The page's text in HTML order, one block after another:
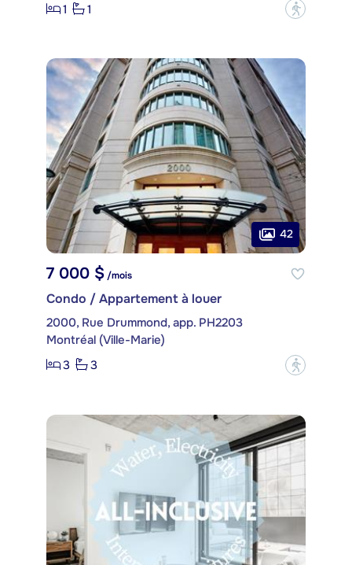
1
1 ?
42
7 000 $ /mois
Condo / Appartement à louer
2000, Rue Drummond, app. PH2203
Montréal (Ville-Marie)
3
3 ?